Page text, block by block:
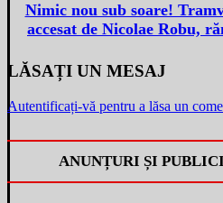
Nimic nou sub soare!
accesat de Nicolae Robu,
LĂSAȚI UN MESAJ
Autentificați-vă pentru a lăsa un
ANUNȚURI ȘI